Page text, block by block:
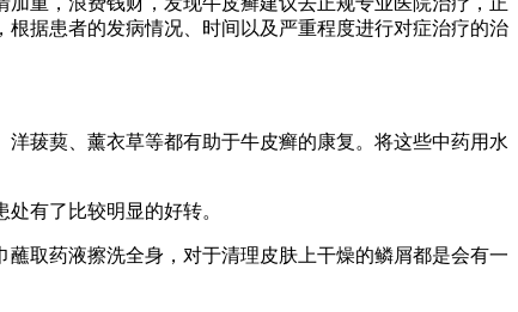
据患者的发病情况、时间以及严重程度进行对症治疗的治
菝葜、薰衣草等都有助于牛皮癣的康复。将这些中药用水
有了比较明显的好转。
取药液擦洗全身，对于清理皮肤上干燥的鳞屑都是会有一